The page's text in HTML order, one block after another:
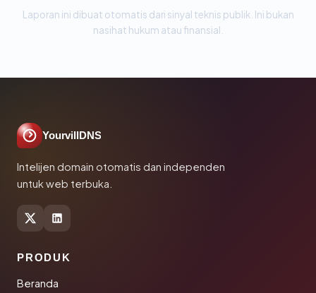
Laporan ini dibuat otomatis dari sinyal teknis publik. Ini bukan
nasihat hukum atau finansial.
YourvillDNS
Intelijen domain otomatis dan independen
untuk web terbuka.
PRODUK
Beranda